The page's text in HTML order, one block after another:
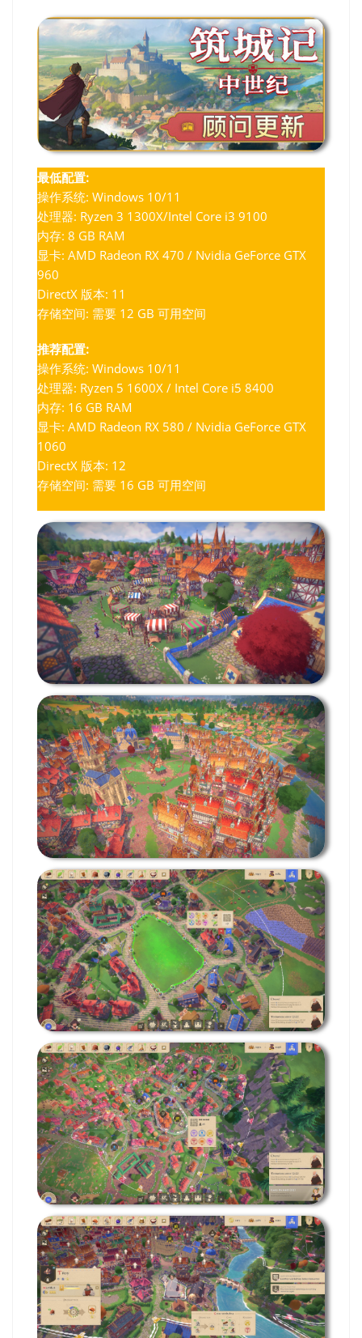
最低配置:
操作系统: Windows 10/11
处理器: Ryzen 3 1300X/Intel Core i3 9100
内存: 8 GB RAM
显卡: AMD Radeon RX 470 / Nvidia GeForce GTX
960
DirectX 版本: 11
存储空间: 需要 12 GB 可用空间
推荐配置:
操作系统: Windows 10/11
处理器: Ryzen 5 1600X / Intel Core i5 8400
内存: 16 GB RAM
显卡: AMD Radeon RX 580 / Nvidia GeForce GTX
1060
DirectX 版本: 12
存储空间: 需要 16 GB 可用空间